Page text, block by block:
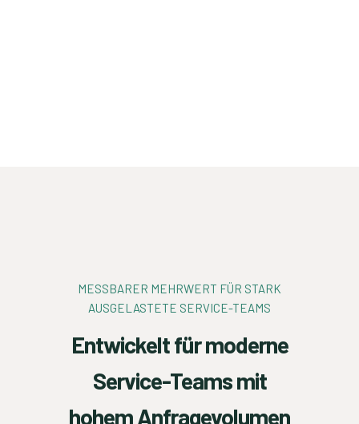
MESSBARER MEHRWERT FÜR STARK
AUSGELASTETE SERVICE-TEAMS
Entwickelt für moderne
Service-Teams mit
hohem Anfragevolumen